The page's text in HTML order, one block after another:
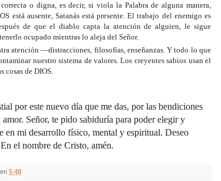
o digna, es decir, si viola la Palabra de alguna manera,
está ausente, Satanás está presente. El trabajo del enemigo es
de que el diablo capta la atención de alguien, le sigue
ocupado mientras lo aleja del Señor.
atención —distracciones, filosofías, enseñanzas. Y todo lo que
nuestro sistema de valores. Los creyentes sabios usan el
cosas de DIOS.
por este nuevo día que me das, por las bendiciones
Señor, te pido sabiduría para poder elegir y
en mi desarrollo físico, mental y espiritual. Deseo
el nombre de Cristo, amén.
en 5:48